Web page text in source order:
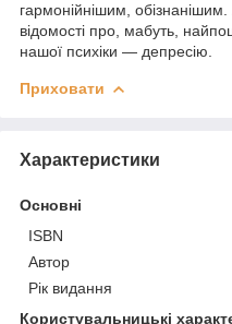
гармонійнішим, обізнанішим.
відомості про, мабуть,
нашої психіки — депресію.
Приховати
Характеристики
Основні
ISBN
Автор
Рік видання
Користувальницькі